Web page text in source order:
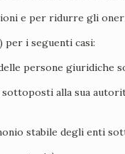
e per ridurre gli
per i seguenti casi:
persone giuridiche
alla sua
stabile degli enti